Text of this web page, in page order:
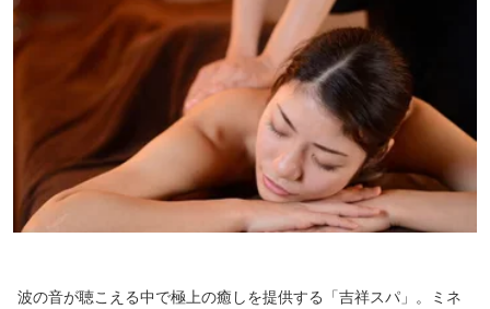
波の音が聴こえる中で極上の癒しを提供する「吉祥スパ」。ミネ